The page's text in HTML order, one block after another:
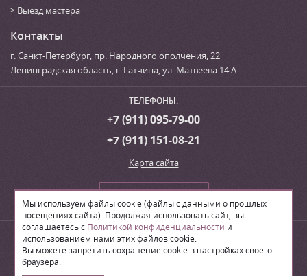
Мы используем файлы cookie (файлы с данными о прошлых
посещениях сайта). Продолжая использовать сайт, вы
соглашаетесь с Политикой конфиденциальности и
использованием нами этих файлов cookie.
Вы можете запретить сохранение cookie в настройках своего
браузера.
Выезд мастера
Контакты
г. Санкт-Петербург, пр. Народного ополчения, 22
Ленинградская область, г. Гатчина,ул. Матвеева 14 А
ТЕЛЕФОНЫ:
+7 (911) 095-79-00
+7 (911) 151-08-21
Карта сайта
Сделать заказ
© 2026 Производственная компания «ЛВН»